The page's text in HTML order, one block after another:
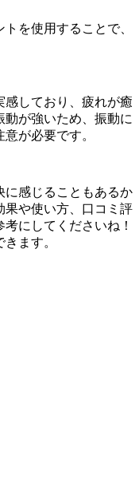
を使用することで、
感しており、疲れが癒
動が強いため、振動に
が必要です。
に感じることもあるか
果や使い方、口コミ評
にしてくださいね！
ます。